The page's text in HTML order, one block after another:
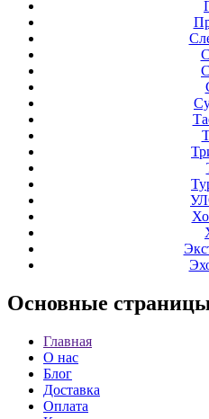
Основные
Главная
О нас
Блог
Доставка
Оплата